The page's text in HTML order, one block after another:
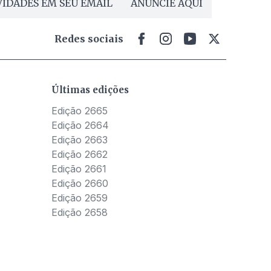
EM SEU EMAIL ANUNCIE AQUI
Redes sociais
Últimas edições
Edição 2665
Edição 2664
Edição 2663
Edição 2662
Edição 2661
Edição 2660
Edição 2659
Edição 2658